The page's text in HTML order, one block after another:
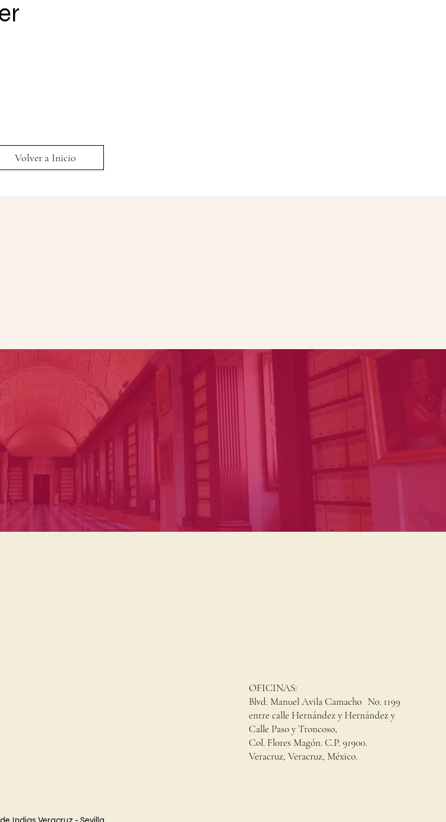
Volver a Inicio
OFICINAS:
Blvd. Manuel Avila Camacho No. 1199
entre calle Hernández y Hernández y
Calle Paso y Troncoso,
Col. Flores Magón. C.P. 91900.
Veracruz, Veracruz, México.